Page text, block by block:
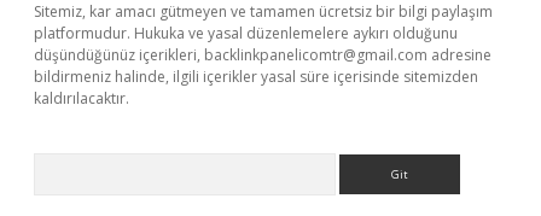
Sitemiz, kar amacı gütmeyen ve tamamen ücretsiz bir bilgi paylaşım
platformudur. Hukuka ve yasal düzenlemelere aykırı olduğunu
düşündüğünüz içerikleri, backlinkpanelicomtr@gmail.com adresine
bildirmeniz halinde, ilgili içerikler yasal süre içerisinde sitemizden
kaldırılacaktır.